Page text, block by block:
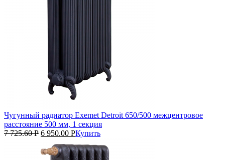
Чугунный радиатор Exemet Detroit 650/500 межцентровое
расстояние 500 мм, 1 секция
7 725.60Р 6 950.00 РКупить